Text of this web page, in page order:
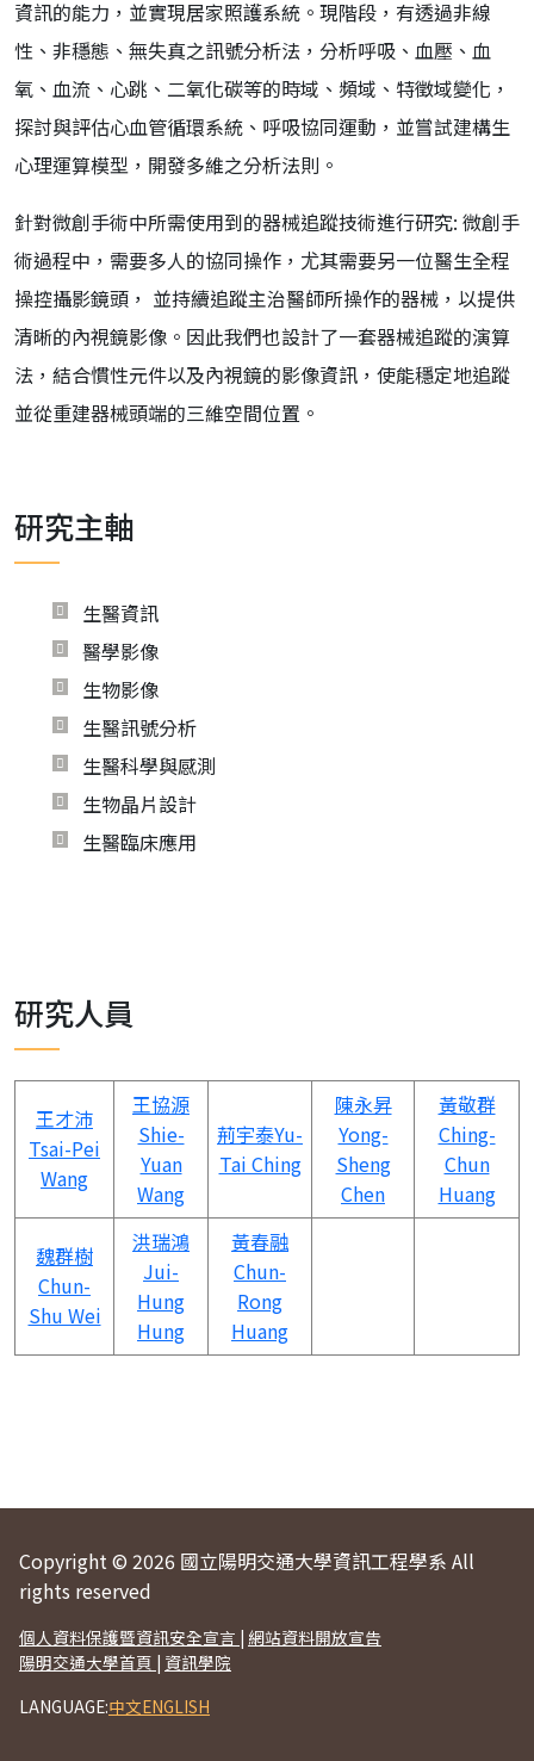
資訊的能力，並實現居家照護系統。現階段，有透過非線
性、非穩態、無失真之訊號分析法，分析呼吸、血壓、血
氧、血流、心跳、二氧化碳等的時域、頻域、特徵域變化，
探討與評估心血管循環系統、呼吸協同運動，並嘗試建構生
心理運算模型，開發多維之分析法則。
針對微創手術中所需使用到的器械追蹤技術進行研究: 微創手
術過程中，需要多人的協同操作，尤其需要另一位醫生全程
操控攝影鏡頭， 並持續追蹤主治醫師所操作的器械，以提供
清晰的內視鏡影像。因此我們也設計了一套器械追蹤的演算
法，結合慣性元件以及內視鏡的影像資訊，使能穩定地追蹤
並從重建器械頭端的三維空間位置。
研究主軸
生醫資訊
醫學影像
生物影像
生醫訊號分析
生醫科學與感測
生物晶片設計
生醫臨床應用
研究人員
王才沛
Tsai-Pei
Wang
王協源
Shie-
Yuan
Wang
荊宇泰Yu-
Tai Ching
陳永昇
Yong-
Sheng
Chen
黃敬群
Ching-
Chun
Huang
魏群樹
Chun-
Shu Wei
洪瑞鴻
Jui-
Hung
Hung
黃春融
Chun-
Rong
Huang
Copyright © 2026 國立陽明交通大學資訊工程學系 All
rights reserved
個人資料保護暨資訊安全宣言 | 網站資料開放宣告
陽明交通大學首頁 | 資訊學院
LANGUAGE:中文ENGLISH